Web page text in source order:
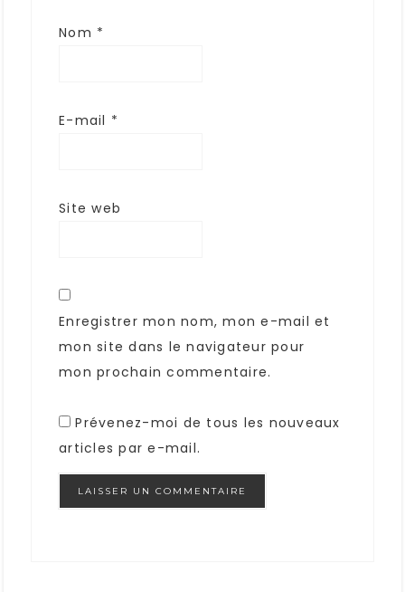
Nom *
E-mail *
Site web
Enregistrer mon nom, mon e-mail et
mon site dans le navigateur pour
mon prochain commentaire.
Prévenez-moi de tous les nouveaux
articles par e-mail.